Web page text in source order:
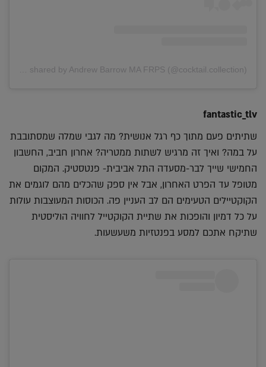
fantastic_tlv
שתיתים פעם מתוך כף רגל אנושית? מה לגבי שמלה שמסתובבת
על במה? ואיך זה מרגיש לשתות ממטריה? אחרון חביב, החשבון
החמישי שייך לבר-מסעדה התל אביבית- פנטסטיק. המקום
מטופל עד הפרט האחרון, אבל אין ספק שהכלים מהם לוגמים את
הקוקטיילים הטעימים הם לב העניין פה. הכוסות המעוצבות עולות
על כל דמיון והופכות את שתיית הקוקטייל לחוויה הוליסטית
שתיקח אתכם למסע בפנטזיות משעשעות.